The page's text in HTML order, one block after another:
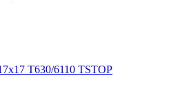
T630/6110 TSTOP